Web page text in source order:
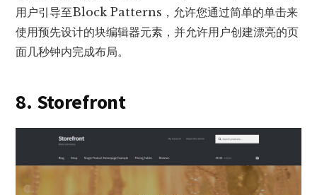
用户引导至Block Patterns，允许您通过简单的单击来
使用预先设计的块编辑器元素，并允许用户创建漂亮的页
面几秒钟内完成布局。
8. Storefront